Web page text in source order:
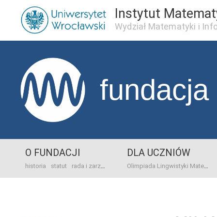
Instytut
Wydział Matematyki i
fundacja
O FUNDACJI
historia statut rada i zarząd dane bankowo-adresowe kontakt
DLA UCZNIÓW
Olimpiada Lingwistyki Matematycznej